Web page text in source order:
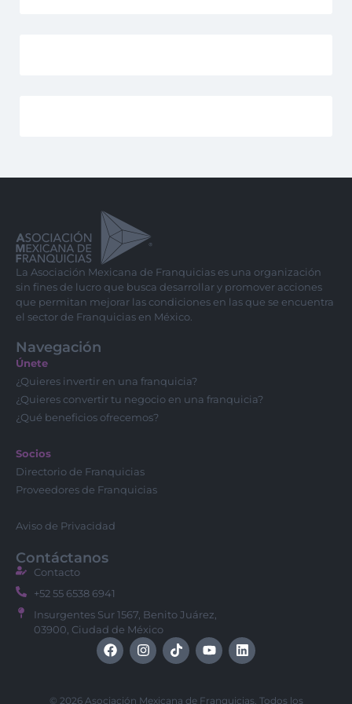
La Asociación Mexicana de Franquicias es una organización
sin fines de lucro que busca desarrollar y promover acciones
que permitan mejorar las condiciones en las que se encuentra
el sector de Franquicias en México.
Navegación
Únete
¿Quieres invertir en una franquicia?
¿Quieres convertir tu negocio en una franquicia?
¿Qué beneficios ofrecemos?
Socios
Directorio de Franquicias
Proveedores de Franquicias
Aviso de Privacidad
Contáctanos
Contacto
+52 55 6538 6941
Insurgentes Sur 1567, Benito Juárez,
03900, Ciudad de México
© 2026 Asociación Mexicana de Franquicias. Todos los